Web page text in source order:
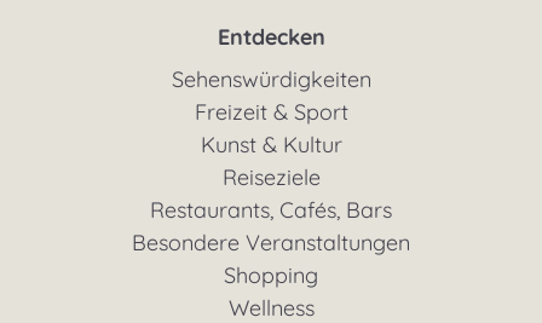
Entdecken
Sehenswürdigkeiten
Freizeit & Sport
Kunst & Kultur
Reiseziele
Restaurants, Cafés, Bars
Besondere Veranstaltungen
Shopping
Wellness